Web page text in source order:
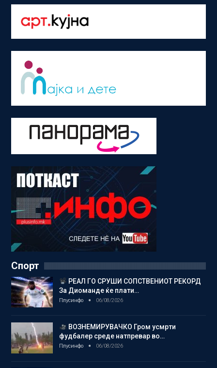
Спорт
РЕАЛ ГО СРУШИ СОПСТВЕНИОТ РЕКОРД
За Диоманде ќе плати…
Плусинфо 06/08/2026
ВОЗНЕМИРУВАЧКО Гром усмрти
фудбалер среде натпревар во…
Плусинфо 06/08/2026